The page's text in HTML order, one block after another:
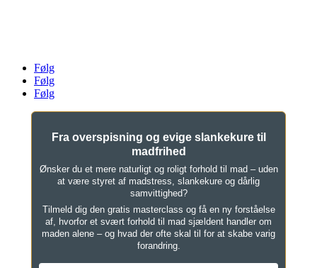
Følg
Følg
Følg
Fra overspisning og evige slankekure til
madfrihed
Ønsker du et mere naturligt og roligt forhold til mad – uden
at være styret af madstress, slankekure og dårlig
samvittighed?
Tilmeld dig den gratis masterclass og få en ny forståelse
af, hvorfor et svært forhold til mad sjældent handler om
maden alene – og hvad der ofte skal til for at skabe varig
forandring.